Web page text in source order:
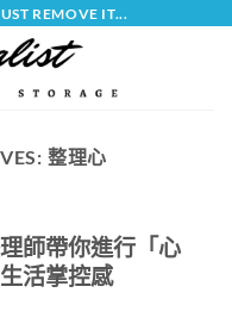
REMOVE IT...
整理心
師帶你進行「心
活掌控感